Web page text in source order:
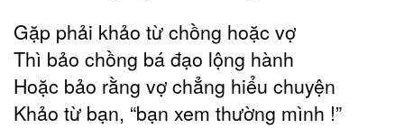
Gặp phải khảo từ chồng hoặc vợ
Thì bảo chồng bá đạo lộng hành
Hoặc bảo rằng vợ chẳng hiểu chuyện
Khảo từ bạn, “bạn xem thường mình !”